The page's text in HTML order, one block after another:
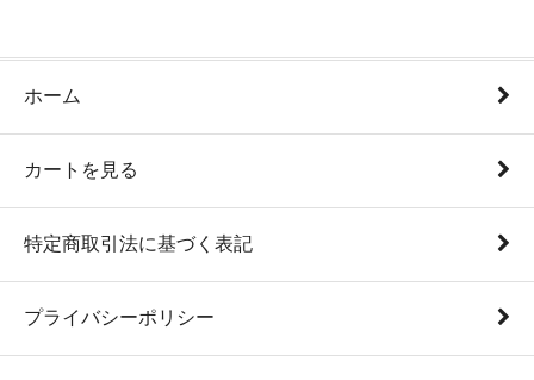
ホーム
カートを見る
特定商取引法に基づく表記
プライバシーポリシー